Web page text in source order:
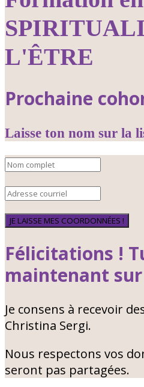
L'ÊTRE
Prochaine
Laisse ton nom sur la
JE LAISSE MES COORDONNÉES !
Félicitations !
maintenant
Je consens à recevoir
Christina Sergi.
Nous respectons vos
seront pas partagées.